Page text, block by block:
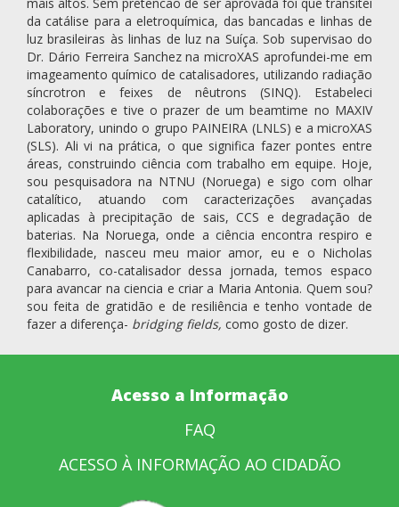
da catálise para a eletroquímica, das bancadas e linhas de
luz brasileiras às linhas de luz na Suíça. Sob supervisao do
Dr. Dário Ferreira Sanchez na microXAS aprofundei-me em
imageamento químico de catalisadores, utilizando radiação
síncrotron e feixes de nêutrons (SINQ). Estabeleci
colaborações e tive o prazer de um beamtime no MAXIV
Laboratory, unindo o grupo PAINEIRA (LNLS) e a microXAS
(SLS). Ali vi na prática, o que significa fazer pontes entre
áreas, construindo ciência com trabalho em equipe. Hoje,
sou pesquisadora na NTNU (Noruega) e sigo com olhar
catalítico, atuando com caracterizações avançadas
aplicadas à precipitação de sais, CCS e degradação de
baterias. Na Noruega, onde a ciência encontra respiro e
flexibilidade, nasceu meu maior amor, eu e o Nicholas
Canabarro, co-catalisador dessa jornada, temos espaco
para avancar na ciencia e criar a Maria Antonia. Quem sou?
sou feita de gratidão e de resiliência e tenho vontade de
fazer a diferença- bridging fields, como gosto de dizer.
Acesso a Informação
FAQ
ACESSO À INFORMAÇÃO AO CIDADÃO